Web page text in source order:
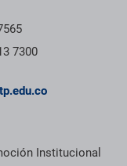
7300
Institucional